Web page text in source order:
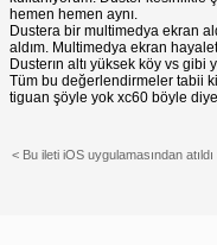
hemen hemen aynı.
Dustera bir multimedya ekran
aldım. Multimedya ekran
Dusterın altı yüksek köy vs gibi
Tüm bu değerlendirmeler tabii
tiguan şöyle yok xc60 böyle
< Bu ileti iOS uygulamasından atıldı